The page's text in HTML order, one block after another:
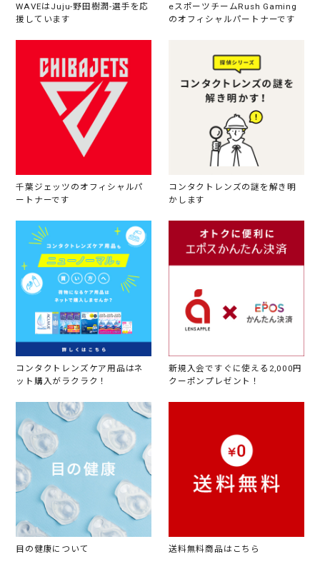
WAVEはJuju-野田樹潤-選手を応
援しています
eスポーツチームRush Gaming
のオフィシャルパートナーです
千葉ジェッツのオフィシャルパ
ートナーです
コンタクトレンズの謎を解き明
かします
コンタクトレンズケア用品はネ
ット購入がラクラク！
新規入会ですぐに使える2,000円
クーポンプレゼント！
目の健康について 送料無料商品はこちら